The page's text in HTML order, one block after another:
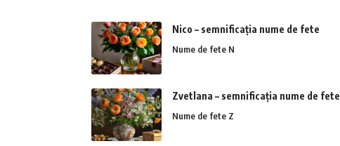
Nico – semnificația nume de fete
Nume de fete N
Zvetlana – semnificația nume de fete
Nume de fete Z